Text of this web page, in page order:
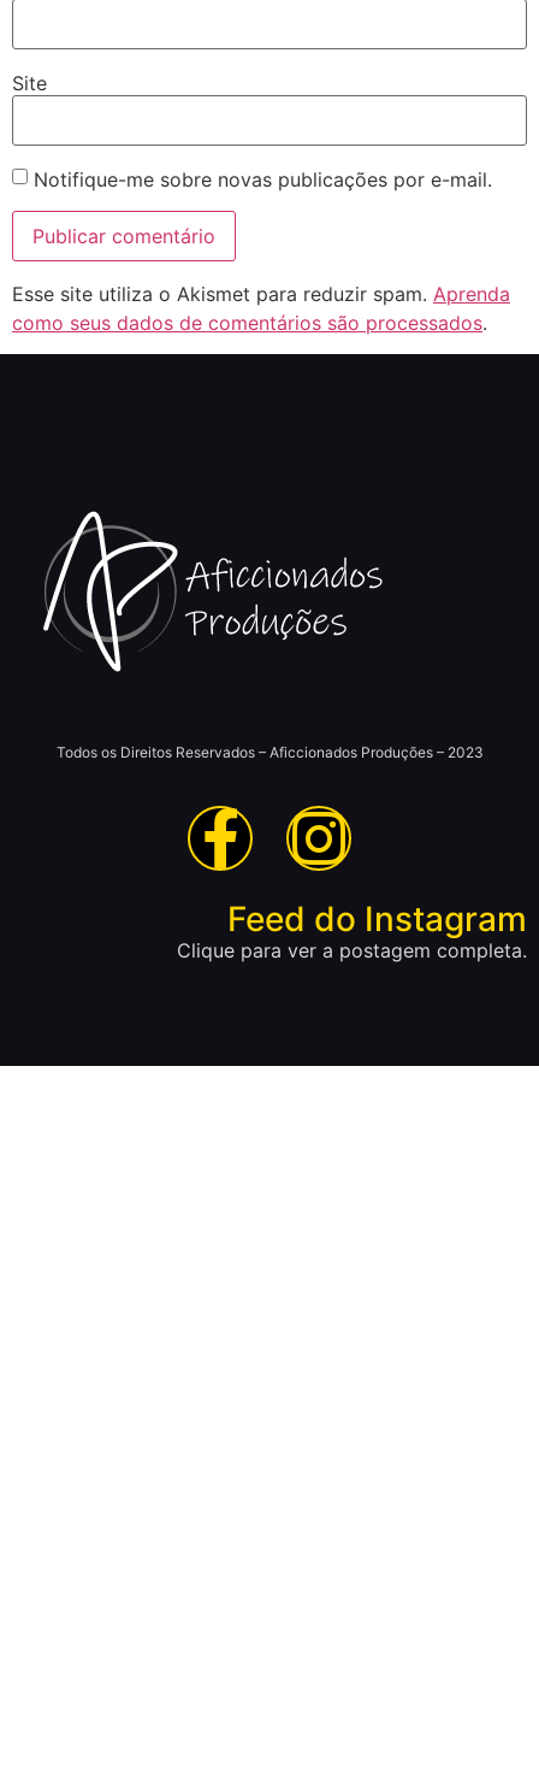
Site
Notifique-me sobre novas publicações por e-mail.
Esse site utiliza o Akismet para reduzir spam. Aprenda
como seus dados de comentários são processados.
Todos os Direitos Reservados – Aficcionados Produções – 2023
Feed do Instagram
Clique para ver a postagem completa.